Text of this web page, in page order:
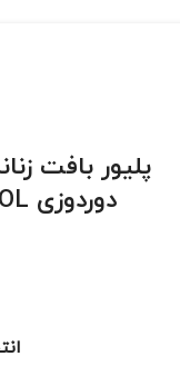
پلیور بافت
دوردوزی IPEKYOL کد IS1260050073